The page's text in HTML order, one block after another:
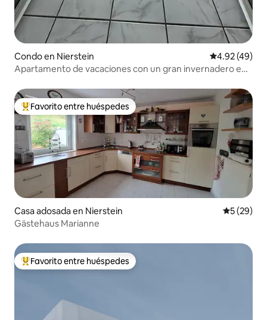
Condo en Nierstein Calificación
4.92 (49)
Apartamento de vacaciones con un gran invernadero en
Favorito entre huéspedes preferido
Favorito entre huéspedes
Casa adosada en Nierstein
5 (29)
Gästehaus Marianne
Favorito entre huéspedes preferido
Favorito entre huéspedes